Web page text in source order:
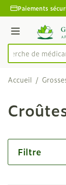
Aller au contenu
1 de 1
Paiements
Menu
Rechercher
de
Accueil /
Filtre